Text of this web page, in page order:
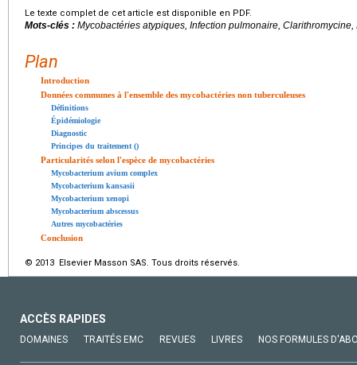
Le texte complet de cet article est disponible en PDF.
Mots-clés : Mycobactéries atypiques, Infection pulmonaire,
Plan
Introduction
Données communes à l'ensemble des mycobactéries non tuberculeuses
Définitions
Épidémiologie
Diagnostic
Principes du traitement ()
Particularités selon l'espèce de mycobactéries
Mycobacterium avium complex
Mycobacterium kansasii
Mycobacterium xenopi
Mycobacterium abscessus
Autres mycobactéries
Conclusion
© 2013 Elsevier Masson SAS. Tous droits réservés.
ACCÈS RAPIDES
DOMAINES TRAITÉS EMC REVUES LIVRES NOS FORMULES